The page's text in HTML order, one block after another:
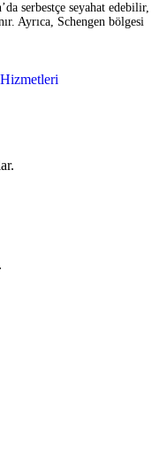
serbestçe seyahat edebilir,
Ayrıca, Schengen bölgesi